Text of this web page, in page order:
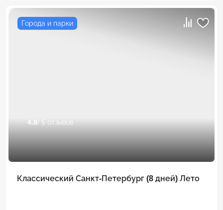
Города и парки
4.8/ 5 отзывов
Классический Санкт-Петербург (8 дней) Лето